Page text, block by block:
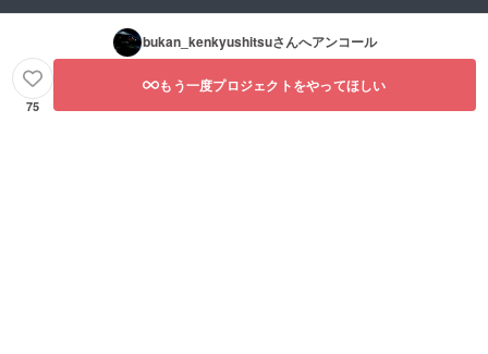
bukan_kenkyushitsuさんへアンコール
75
もう一度プロジェクトをやってほしい